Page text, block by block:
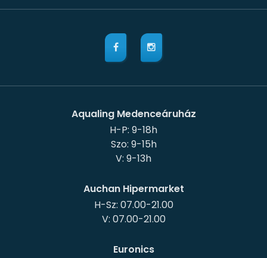
Aqualing Medenceáruház
H-P: 9-18h
Szo: 9-15h
Auchan Hipermarket
H-Sz: 07.00-21.00
V: 07.00-21.00
Euronics